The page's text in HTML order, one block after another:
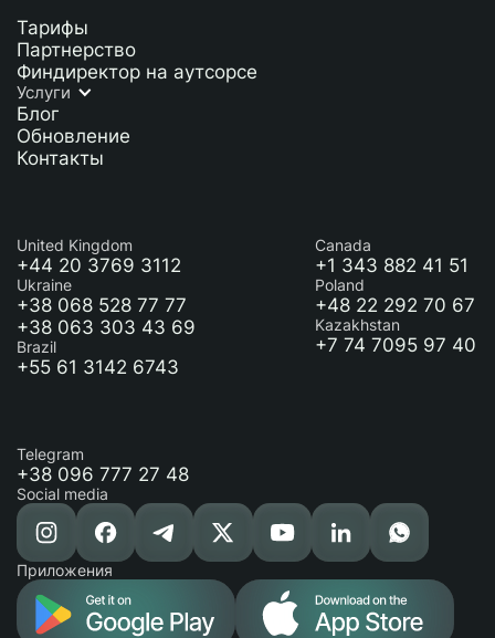
Тарифы
Партнерство
Финдиректор на аутсорсе
Услуги
Блог
Обновление
Контакты
United Kingdom
+44 20 3769 3112
Ukraine
+38 068 528 77 77
+38 063 303 43 69
Brazil
+55 61 3142 6743
Canada
+1 343 882 41 51
Poland
+48 22 292 70 67
Kazakhstan
+7 74 7095 97 40
Telegram
+38 096 777 27 48
Social media
Приложения